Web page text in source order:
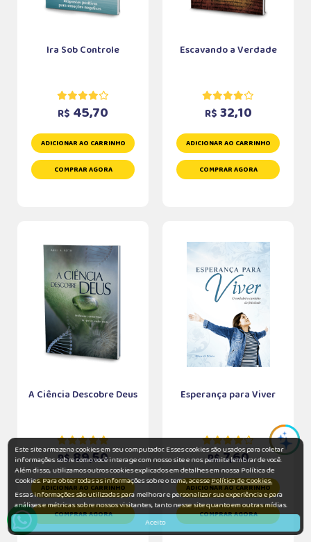
Ira Sob Controle
R$ 45,70
ADICIONAR AO CARRINHO
COMPRAR AGORA
Escavando a Verdade
R$ 32,10
ADICIONAR AO CARRINHO
COMPRAR AGORA
A Ciência Descobre Deus
R$89,50
ADICIONAR AO CARRINHO
COMPRAR AGORA
Esperança para Viver
R$7,60
ADICIONAR AO CARRINHO
COMPRAR AGORA
Este site armazena cookies em seu computador. Esses cookies são usados para coletar
informações sobre como você interage com nosso site e nos permite lembrar de você.
Além disso, utilizamos outros cookies explicados em detalhes em nossa Política de
Cookies. Para obter todas as informações sobre o tema, acessePolítica de Cookies.
Essas informações são utilizadas para melhorar e personalizar sua experiência e para
análises e métricas sobre nossos visitantes, tanto nesse site quanto em outras mídias.
Aceito